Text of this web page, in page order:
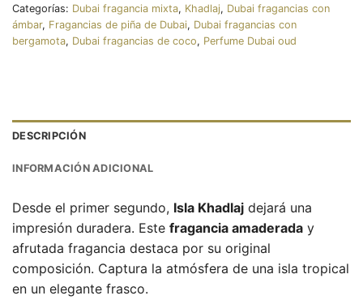
Categorías: Dubai fragancia mixta, Khadlaj, Dubai fragancias con
ámbar, Fragancias de piña de Dubai, Dubai fragancias con
bergamota, Dubai fragancias de coco, Perfume Dubai oud
DESCRIPCIÓN
INFORMACIÓN ADICIONAL
Desde el primer segundo, Isla Khadlaj dejará una
impresión duradera. Este fragancia amaderada y
afrutada fragancia destaca por su original
composición. Captura la atmósfera de una isla tropical
en un elegante frasco.